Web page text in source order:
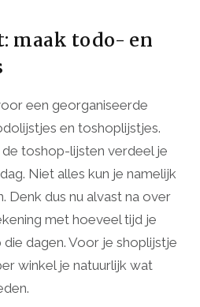
maak todo- en
een georganiseerde
en toshoplijstjes.
toshop-lijsten verdeel je
Niet alles kun je namelijk
Denk dus nu alvast na over
met hoeveel tijd je
dagen. Voor je shoplijstje
winkel je natuurlijk wat